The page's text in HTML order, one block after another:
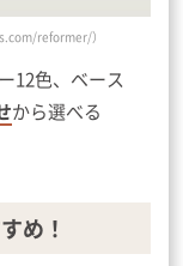
reformer/）
12色、ベース
から選べる
め！